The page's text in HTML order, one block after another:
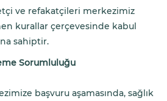
ve refakatçileri merkezimiz
kurallar çerçevesinde kabul
sahiptir.
Sorumluluğu
başvuru aşamasında, sağlık